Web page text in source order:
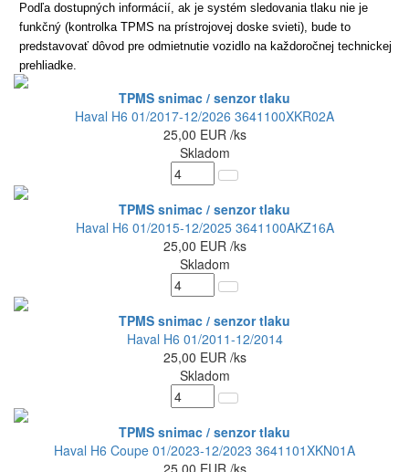
Podľa dostupných informácií, ak je systém sledovania tlaku nie je
funkčný (kontrolka TPMS na prístrojovej doske svieti), bude to
predstavovať dôvod pre odmietnutie vozidlo na každoročnej technickej
prehliadke.
TPMS snimac / senzor tlaku
Haval H6 01/2017-12/2026 3641100XKR02A
25,00 EUR /ks
Skladom
TPMS snimac / senzor tlaku
Haval H6 01/2015-12/2025 3641100AKZ16A
25,00 EUR /ks
Skladom
TPMS snimac / senzor tlaku
Haval H6 01/2011-12/2014
25,00 EUR /ks
Skladom
TPMS snimac / senzor tlaku
Haval H6 Coupe 01/2023-12/2023 3641101XKN01A
25,00 EUR /ks